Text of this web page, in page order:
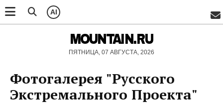
AI
MOUNTAIN.RU
ПЯТНИЦА, 07 АВГУСТА, 2026
Фотогалерея "Русского
Экстремального Проекта"